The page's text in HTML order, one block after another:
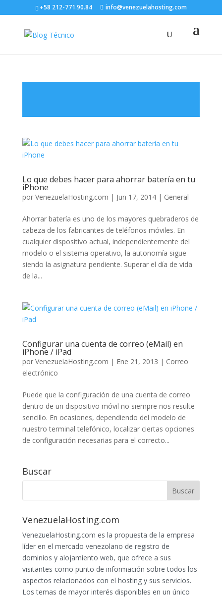
+58 212-771.90.84 info@venezuelahosting.com
Lo que debes hacer para ahorrar batería en tu
iPhone
por VenezuelaHosting.com | Jun 17, 2014| General
Ahorrar batería es uno de los mayores quebraderos de
cabeza de los fabricantes de teléfonos móviles. En
cualquier dispositivo actual, independientemente del
modelo o el sistema operativo, la autonomía sigue
siendo la asignatura pendiente. Superar el día de vida
de la...
Configurar una cuenta de correo (eMail) en
iPhone / iPad
por VenezuelaHosting.com | Ene 21, 2013 | Correo
electrónico
Puede que la configuración de una cuenta de correo
dentro de un dispositivo móvil no siempre nos resulte
sencillo. En ocasiones, dependiendo del modelo de
nuestro terminal telefónico, localizar ciertas opciones
de configuración necesarias para el correcto...
Buscar
VenezuelaHosting.com
VenezuelaHosting.com es la propuesta de la empresa
líder en el mercado venezolano de registro de
dominios y alojamiento web, que ofrece a sus
visitantes como punto de información sobre todos los
aspectos relacionados con el hosting y sus servicios.
Los temas de mayor interés disponibles en un único